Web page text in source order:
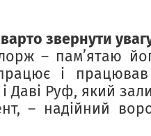
звернути
– памʼятаю
і працював
Даві Руф, який
– надійний